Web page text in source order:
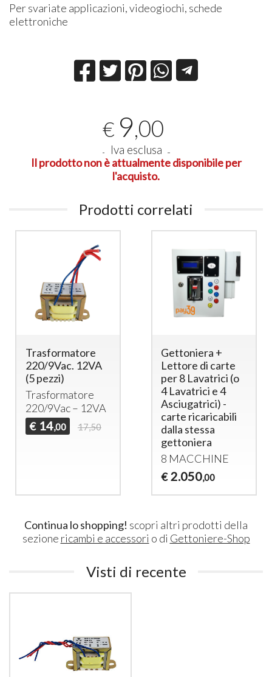
Per svariate applicazioni, videogiochi, schede
elettroniche
€ 9,00
Iva esclusa
Il prodotto non è attualmente disponibile per
l'acquisto.
Prodotti correlati
Trasformatore
220/9Vac. 12VA
(5 pezzi)
Trasformatore
220/9Vac – 12VA
€ 14,00 17,50
Gettoniera +
Lettore di carte
per 8 Lavatrici (o
4 Lavatrici e 4
Asciugatrici) -
carte ricaricabili
dalla stessa
gettoniera
8 MACCHINE
€ 2.050,00
Continua lo shopping! scopri altri prodotti della
sezione ricambi e accessori o di Gettoniere-Shop
Visti di recente